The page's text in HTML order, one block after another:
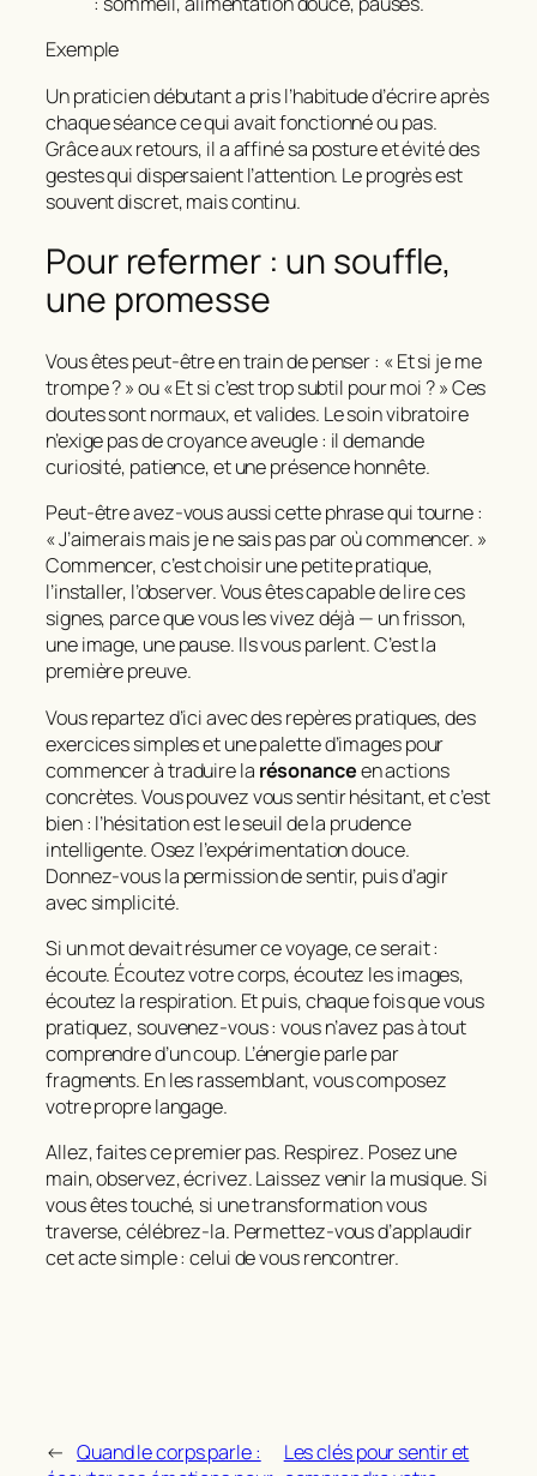
Exemple
Un praticien débutant a pris l’habitude d’écrire après
chaque séance ce qui avait fonctionné ou pas.
Grâce aux retours, il a affiné sa posture et évité des
gestes qui dispersaient l’attention. Le progrès est
souvent discret, mais continu.
Pour refermer : un souffle,
une promesse
Vous êtes peut‑être en train de penser : « Et si je me
trompe ? » ou « Et si c’est trop subtil pour moi ? » Ces
doutes sont normaux, et valides. Le soin vibratoire
n’exige pas de croyance aveugle : il demande
curiosité, patience, et une présence honnête.
Peut‑être avez‑vous aussi cette phrase qui tourne :
« J’aimerais mais je ne sais pas par où commencer. »
Commencer, c’est choisir une petite pratique,
l’installer, l’observer. Vous êtes capable de lire ces
signes, parce que vous les vivez déjà — un frisson,
une image, une pause. Ils vous parlent. C’est la
première preuve.
Vous repartez d’ici avec des repères pratiques, des
exercices simples et une palette d’images pour
commencer à traduire la résonanceen actions
concrètes. Vous pouvez vous sentir hésitant, et c’est
bien : l’hésitation est le seuil de la prudence
intelligente. Osez l’expérimentation douce.
Donnez‑vous la permission de sentir, puis d’agir
avec simplicité.
Si un mot devait résumer ce voyage, ce serait :
écoute. Écoutez votre corps, écoutez les images,
écoutez la respiration. Et puis, chaque fois que vous
pratiquez, souvenez‑vous : vous n’avez pas à tout
comprendre d’un coup. L’énergie parle par
fragments. En les rassemblant, vous composez
votre propre langage.
Allez, faites ce premier pas. Respirez. Posez une
main, observez, écrivez. Laissez venir la musique. Si
vous êtes touché, si une transformation vous
traverse, célébrez‑la. Permettez‑vous d’applaudir
cet acte simple : celui de vous rencontrer.
← Quand le corps parle :
Les clés pour sentir et